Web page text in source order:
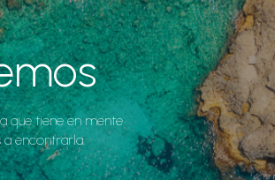
que tiene en mente
encontrarla.